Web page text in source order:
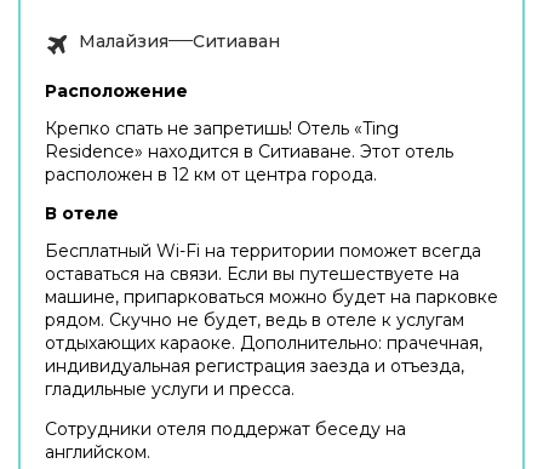
Малайзия Ситиаван
Расположение
Крепко спать не запретишь! Отель «Ting
Residence» находится в Ситиаване. Этот отель
расположен в 12 км от центра города.
В отеле
Бесплатный Wi-Fi на территории поможет всегда
оставаться на связи. Если вы путешествуете на
машине, припарковаться можно будет на парковке
рядом. Скучно не будет, ведь в отеле к услугам
отдыхающих караоке. Дополнительно: прачечная,
индивидуальная регистрация заезда и отъезда,
гладильные услуги и пресса.
Сотрудники отеля поддержат беседу на
английском.